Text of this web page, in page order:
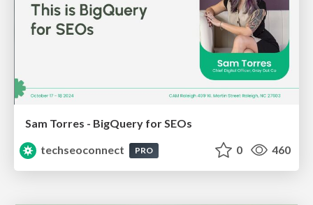
Sam Torres - BigQuery for SEOs
techseoconnect
PRO 0 460